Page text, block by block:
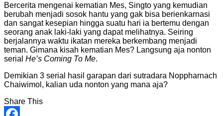
Bercerita mengenai kematian Mes, Singto yang kemudian
berubah menjadi sosok hantu yang gak bisa berienkarnasi
dan sangat kesepian hingga suatu hari ia bertemu dengan
seorang anak laki-laki yang dapat melihatnya. Seiring
berjalannya waktu ikatan mereka berkembang menjadi
teman. Gimana kisah kematian Mes? Langsung aja nonton
serial He’s Coming To Me.
Demikian 3 serial hasil garapan dari sutradara Noppharnach
Chaiwimol, kalian uda nonton yang mana aja?
Share This